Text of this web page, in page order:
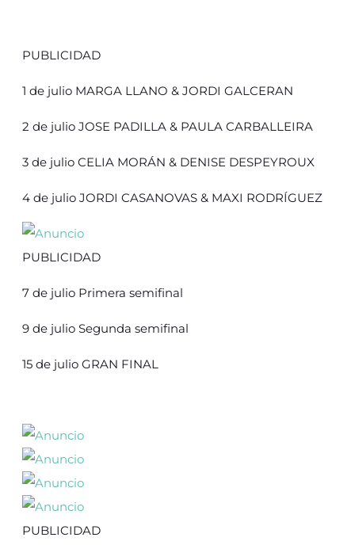
PUBLICIDAD
1 de julio MARGA LLANO & JORDI GALCERAN
2 de julio JOSE PADILLA & PAULA CARBALLEIRA
3 de julio CELIA MORÁN & DENISE DESPEYROUX
4 de julio JORDI CASANOVAS & MAXI RODRÍGUEZ
PUBLICIDAD
7 de julio Primera semifinal
9 de julio Segunda semifinal
15 de julio GRAN FINAL
PUBLICIDAD